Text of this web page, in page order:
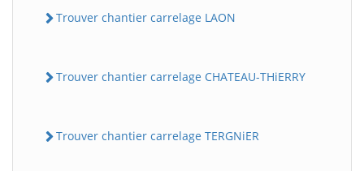
Trouver chantier carrelage LAON
Trouver chantier carrelage CHATEAU-THiERRY
Trouver chantier carrelage TERGNiER